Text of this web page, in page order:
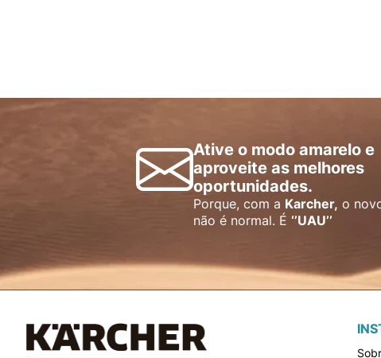
Ative o modo amarelo e
aproveite as melhores
oportunidades.
Porque, com a Karcher, o
não é normal. É ‘’UAU’’